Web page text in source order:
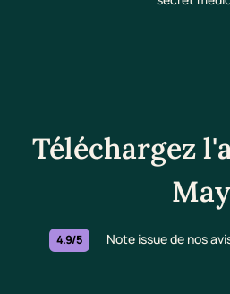
Téléchargez
May
4.9/5 Note issue de nos